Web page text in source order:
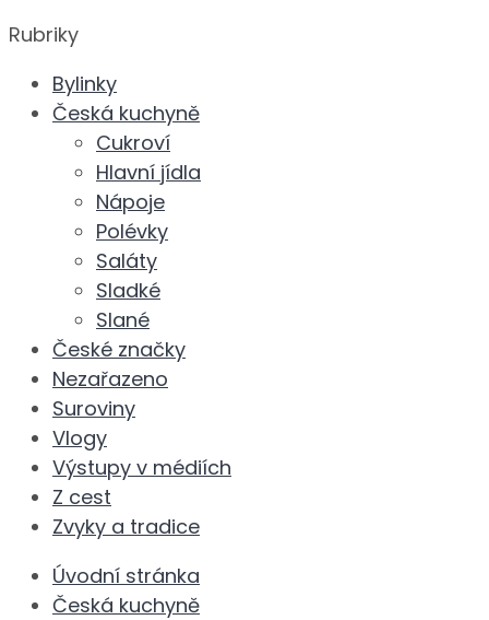
Rubriky
Bylinky
Česká kuchyně
Cukroví
Hlavní jídla
Nápoje
Polévky
Saláty
Sladké
Slané
České značky
Nezařazeno
Suroviny
Vlogy
Výstupy v médiích
Z cest
Zvyky a tradice
Úvodní stránka
Česká kuchyně